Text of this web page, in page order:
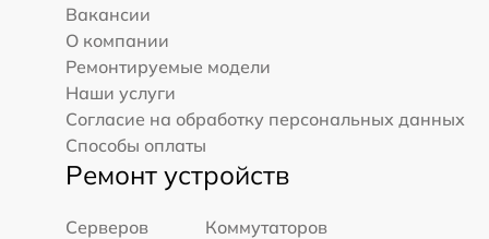
Вакансии
О компании
Ремонтируемые модели
Наши услуги
Согласие на обработку персональных данных
Способы оплаты
Ремонт устройств
Серверов
Коммутаторов